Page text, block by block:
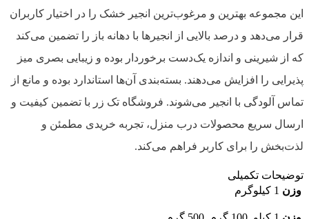
این مجموعه بهترین و مرغوب‌ترین انجیر خشک را در اختیار کاربران
قرار می‌دهد و درصد بالایی از انجیرها با دهانه باز را تضمین می‌کند
که از شیرینی و اندازه یک‌دست برخوردار بوده و زیبایی بصری میز
پذیرایی را افزایش می‌دهند. بسته‌بندی آن‌ها استاندارد بوده و مانع از
تماس آلودگی با انجیر می‌شوند. فروشگاه تک زر با تضمین کیفیت و
ارسال سریع محصولات درب منزل، تجربه خریدی مطمئن و
لذت‌بخش را برای کاربر فراهم می‌کند.
توضیحات تکمیلی
وزن 1 کیلوگرم